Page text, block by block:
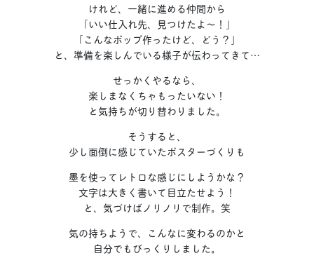
けれど、一緒に進める仲間から
「いい仕入れ先、見つけたよ〜！」
「こんなポップ作ったけど、どう？」
と、準備を楽しんでいる様子が伝わってきて…
せっかくやるなら、
楽しまなくちゃもったいない！
と気持ちが切り替わりました。
そうすると、
少し面倒に感じていたポスターづくりも
墨を使ってレトロな感じにしようかな？
文字は大きく書いて目立たせよう！
と、気づけばノリノリで制作。笑
気の持ちようで、こんなに変わるのかと
自分でもびっくりしました。